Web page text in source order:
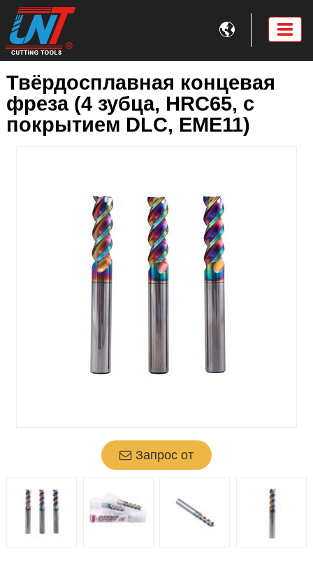

Твёрдосплавная концевая
фреза (4 зубца, HRC65, с
покрытием DLC, EME11)
Запрос от